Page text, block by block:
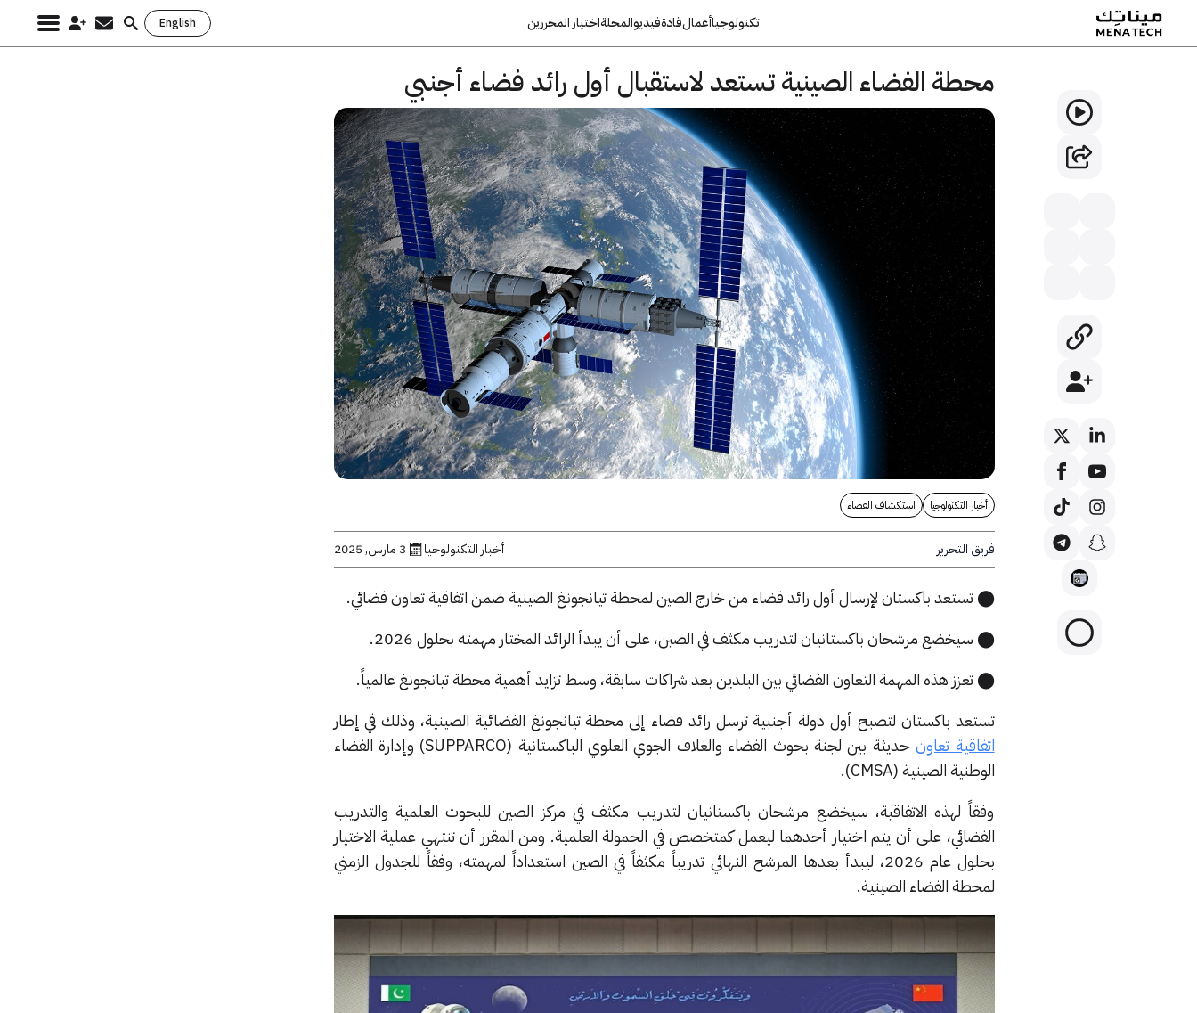
تكنولوجياأعمالقادةفيديوالمجلةاختيار المحررين English
Search
محطة الفضاء الصينية تستعد لاستقبال أول رائد فضاء أجنبي
أخبار التكنولوجيا استكشاف الفضاء
فريق التحرير أخبار التكنولوجيا 3 مارس, 2025
⬤ تستعد باكستان لإرسال أول رائد فضاء من خارج الصين لمحطة تيانجونغ الصينية ضمن اتفاقية تعاون فضائي.
⬤ سيخضع مرشحان باكستانيان لتدريب مكثف في الصين، على أن يبدأ الرائد المختار مهمته بحلول 2026.
⬤ تعزز هذه المهمة التعاون الفضائي بين البلدين بعد شراكات سابقة، وسط تزايد أهمية محطة تيانجونغ عالمياً.
تستعد باكستان لتصبح أول دولة أجنبية ترسل رائد فضاء إلى محطة تيانجونغ الفضائية الصينية، وذلك في إطار
اتفاقية تعاون
حديثة بين لجنة بحوث الفضاء والغلاف الجوي العلوي الباكستانية (SUPPARCO) وإدارة الفضاء
الوطنية الصينية (CMSA).
وفقاً لهذه الاتفاقية، سيخضع مرشحان باكستانيان لتدريب مكثف في مركز الصين للبحوث العلمية والتدريب
الفضائي، على أن يتم اختيار أحدهما ليعمل كمتخصص في الحمولة العلمية. ومن المقرر أن تنتهي عملية الاختيار
بحلول عام 2026، ليبدأ بعدها المرشح النهائي تدريباً مكثفاً في الصين استعداداً لمهمته، وفقاً للجدول الزمني
لمحطة الفضاء الصينية.